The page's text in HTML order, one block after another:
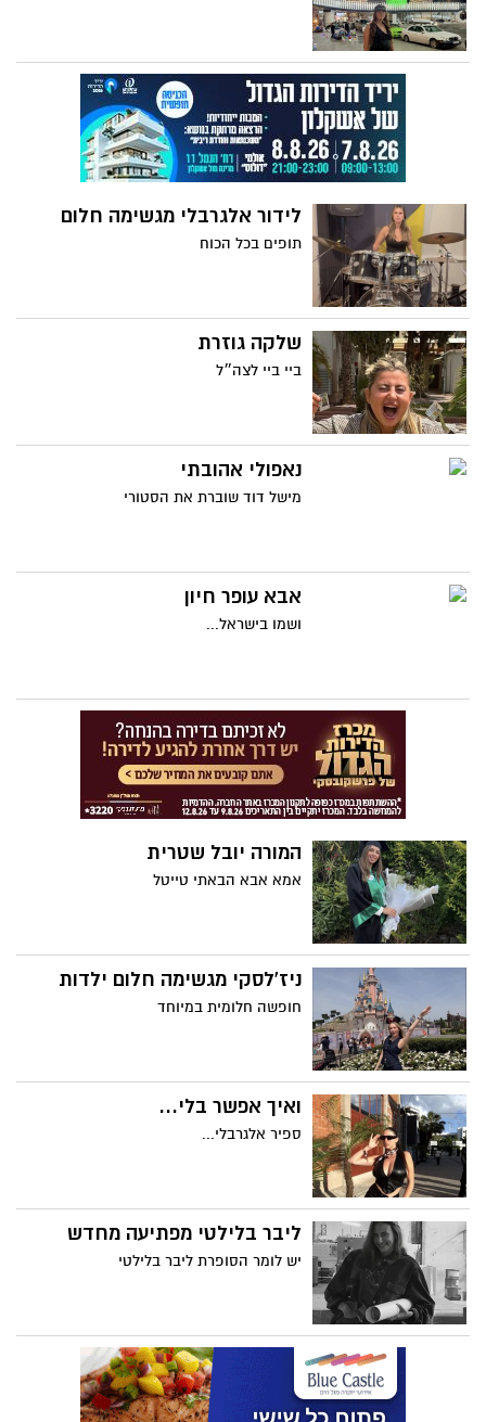
לידור אלגרבלי מגשימה חלום
תופים בכל הכוח
שלקה גוזרת
ביי ביי לצה״ל
נאפולי אהובתי
מישל דוד שוברת את הסטורי
אבא עופר חיון
ושמו בישראל...
המורה יובל שטרית
אמא אבא הבאתי טייטל
ניז'לסקי מגשימה חלום ילדות
חופשה חלומית במיוחד
ואיך אפשר בלי...
ספיר אלגרבלי...
ליבר בלילטי מפתיעה מחדש
יש לומר הסופרת ליבר בלילטי